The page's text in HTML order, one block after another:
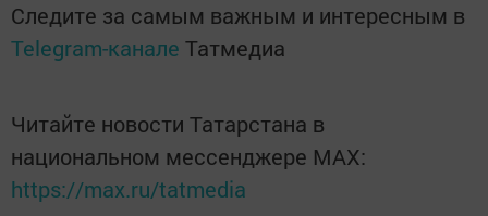
Следите за самым важным и интересным в
Telegram-канале Татмедиа
Читайте новости Татарстана в
национальном мессенджере MАХ:
https://max.ru/tatmedia